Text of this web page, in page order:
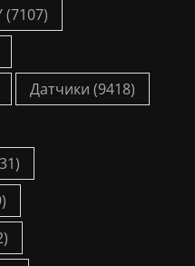
(7107)
Датчики (9418)